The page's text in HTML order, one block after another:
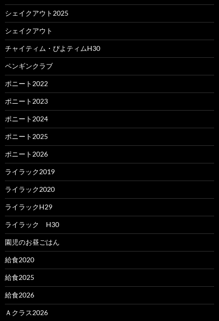
シェイクアウト2025
シェイクアウト
チャイティム・ぴよティムH30
ペンギンクラブ
ポニート2022
ポニート2023
ポニート2024
ポニート2025
ポニート2026
ライラック2019
ライラック2020
ライラックH29
ライラック H30
園児のお昼ごはん
給食2020
給食2025
給食2026
Ａクラス2026